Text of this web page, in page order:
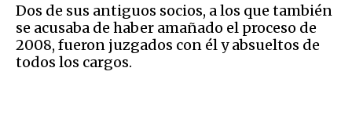
Dos de sus antiguos socios, a los que también
se acusaba de haber amañado el proceso de
2008, fueron juzgados con él y absueltos de
todos los cargos.